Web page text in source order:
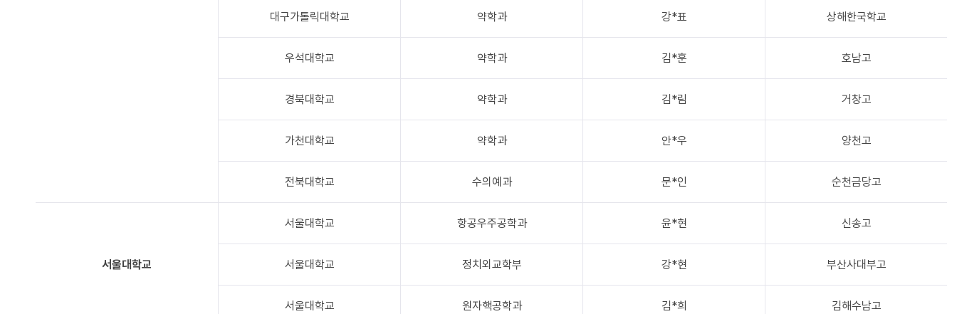
대구가톨릭대학교 약학과 강*표 상해한국학교
우석대학교 약학과 김*훈 호남고
경북대학교 약학과 김*림 거창고
가천대학교 약학과 안*우 양천고
전북대학교 수의예과 문*인 순천금당고
서울대학교
서울대학교 항공우주공학과 윤*현 신송고
서울대학교 정치외교학부 강*현 부산사대부고
서울대학교 원자핵공학과 김*희 김해수남고